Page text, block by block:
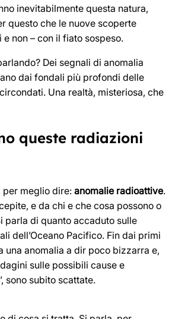
inevitabilmente questa natura,
questo che le nuove scoperte
non – con il fiato sospeso.
Dei segnali di anomalia
dai fondali più profondi delle
Una realtà, misteriosa, che
queste radiazioni
per meglio dire: anomalie radioattive.
e da chi e che cosa possono o
parla di quanto accaduto sulle
dell’Oceano Pacifico. Fin dai primi
una anomalia a dir poco bizzarra e,
sulle possibili cause e
sono subito scattate.